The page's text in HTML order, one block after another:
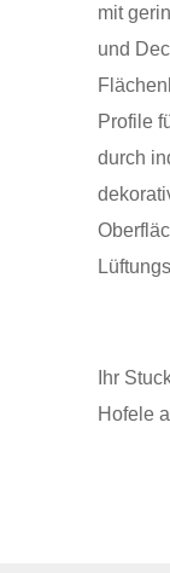
mit
und
Profile
durch
Ihr
Hofele